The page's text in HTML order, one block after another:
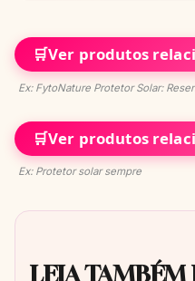
🛒Ver produtos
Ex: FytoNature Protetor Solar:
🛒Ver produtos
Ex: Protetor solar sempre
LEIA